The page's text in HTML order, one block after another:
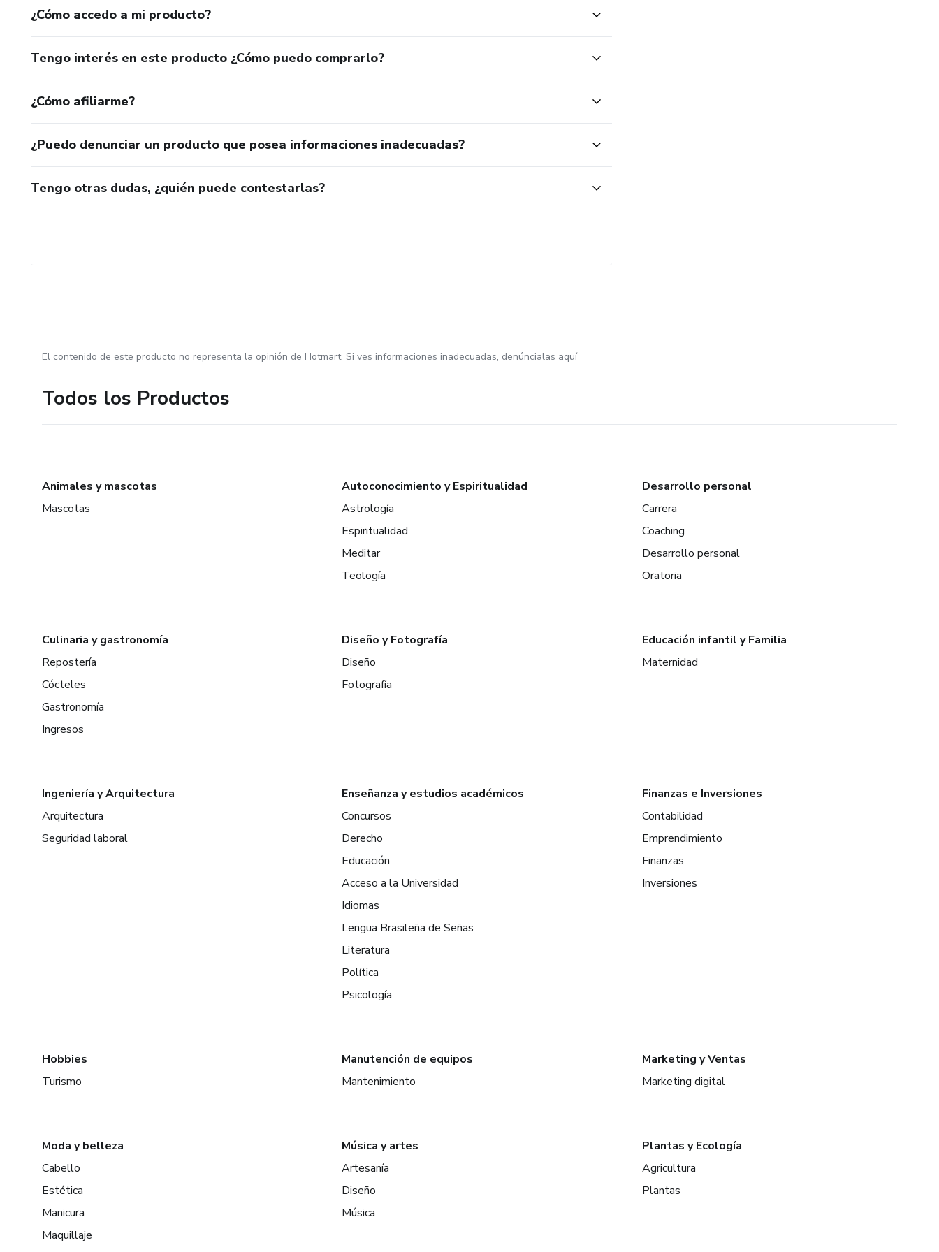
¿Cómo accedo a mi producto?
Tengo interés en este producto ¿Cómo puedo comprarlo?
¿Cómo afiliarme?
¿Puedo denunciar un producto que posea informaciones inadecuadas?
Tengo otras dudas, ¿quién puede contestarlas?
El contenido de este producto no representa la opinión de Hotmart. Si ves informaciones inadecuadas, denúncialas aquí
Todos los Productos
Animales y mascotas
Mascotas
Autoconocimiento y Espiritualidad
Astrología
Espiritualidad
Meditar
Teología
Desarrollo personal
Carrera
Coaching
Desarrollo personal
Oratoria
Culinaria y gastronomía
Repostería
Cócteles
Gastronomía
Ingresos
Diseño y Fotografía
Diseño
Fotografía
Educación infantil y Familia
Maternidad
Ingeniería y Arquitectura
Arquitectura
Seguridad laboral
Enseñanza y estudios académicos
Concursos
Derecho
Educación
Acceso a la Universidad
Idiomas
Lengua Brasileña de Señas
Literatura
Política
Psicología
Finanzas e Inversiones
Contabilidad
Emprendimiento
Finanzas
Inversiones
Hobbies
Turismo
Manutención de equipos
Mantenimiento
Marketing y Ventas
Marketing digital
Moda y belleza
Cabello
Estética
Manicura
Maquillaje
Música y artes
Artesanía
Diseño
Música
Plantas y Ecología
Agricultura
Plantas